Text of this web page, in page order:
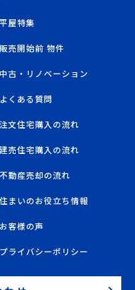
平屋特集
販売開始前 物件
中古・リノベーション
よくある質問
注文住宅購入の流れ
建売住宅購入の流れ
不動産売却の流れ
住まいのお役立ち情報
お客様の声
プライバシーポリシー